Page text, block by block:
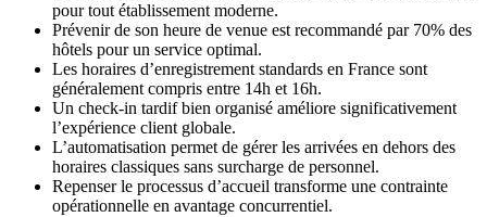
pour tout établissement moderne.
Prévenir de son heure de venue est recommandé par 70% des
hôtels pour un service optimal.
Les horaires d’enregistrement standards en France sont
généralement compris entre 14h et 16h.
Un check-in tardif bien organisé améliore significativement
l’expérience client globale.
L’automatisation permet de gérer les arrivées en dehors des
horaires classiques sans surcharge de personnel.
Repenser le processus d’accueil transforme une contrainte
opérationnelle en avantage concurrentiel.